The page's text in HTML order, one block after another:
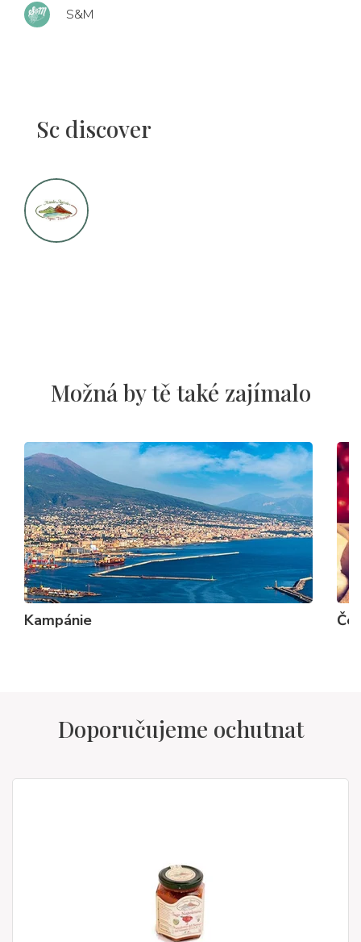
S&M
Sc discover
Možná by tě také zajímalo
Kampánie
Doporučujeme ochutnat